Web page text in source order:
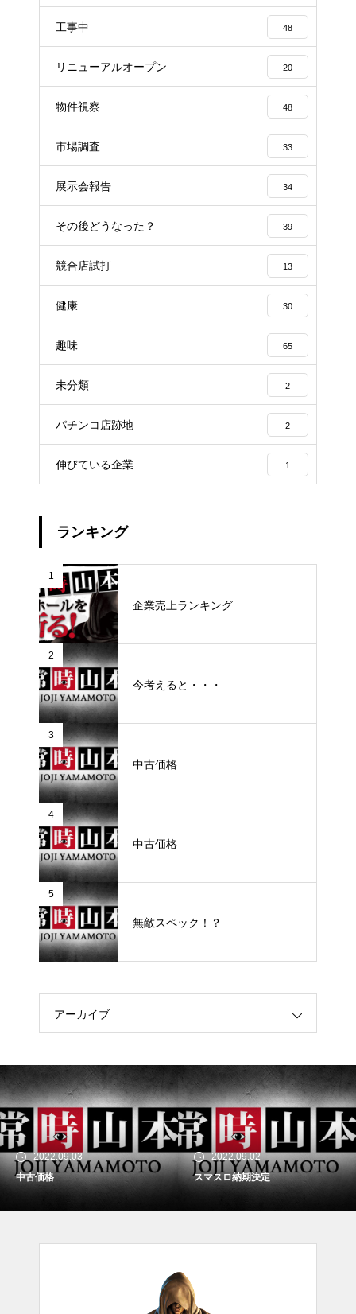
工事中 48
リニューアルオープン 20
物件視察 48
市場調査 33
展示会報告 34
その後どうなった？ 39
競合店試打 13
健康 30
趣味 65
未分類 2
パチンコ店跡地 2
伸びている企業 1
ランキング
1
企業売上ランキング
2
今考えると・・・
3
中古価格
4
中古価格
5
無敵スペック！？
アーカイブ
2022.09.03
中古価格
2022.09.02
スマスロ納期決定